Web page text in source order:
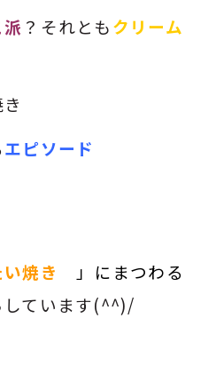
？それともクリーム
エピソード
い焼き 」 にまつわる
しています(^^)/